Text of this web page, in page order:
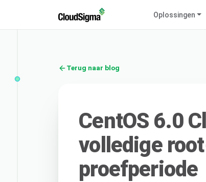
Oplossingen
Terug naar blog
CentOS 6.0
volledige
proefperiode